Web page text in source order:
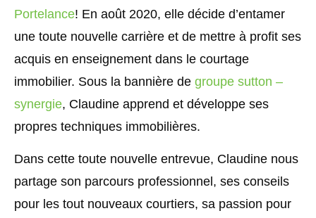
Portelance! En août 2020, elle décide d’entamer
une toute nouvelle carrière et de mettre à profit ses
acquis en enseignement dans le courtage
immobilier. Sous la bannière de groupe sutton –
synergie, Claudine apprend et développe ses
propres techniques immobilières.
Dans cette toute nouvelle entrevue, Claudine nous
partage son parcours professionnel, ses conseils
pour les tout nouveaux courtiers, sa passion pour